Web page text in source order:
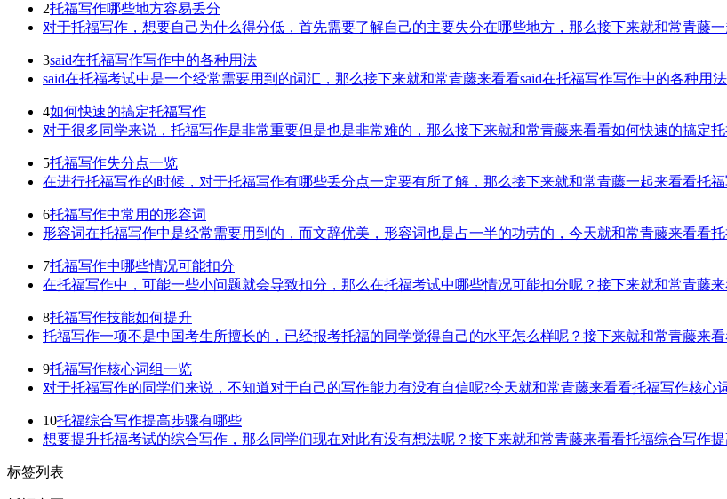
2托福写作哪些地方容易丢分
对于托福写作，想要自己为什么得分低，首先需要了解自己的主要失分在哪些地方，那么接下来就和常青藤一
3said在托福写作写作中的各种用法
said在托福考试中是一个经常需要用到的词汇，那么接下来就和常青藤来看看said在托福写作写作中的各种用
4如何快速的搞定托福写作
对于很多同学来说，托福写作是非常重要但是也是非常难的，那么接下来就和常青藤来看看如何快速的搞定托
5托福写作失分点一览
在进行托福写作的时候，对于托福写作有哪些丢分点一定要有所了解，那么接下来就和常青藤一起来看看托福
6托福写作中常用的形容词
形容词在托福写作中是经常需要用到的，而文辞优美，形容词也是占一半的功劳的，今天就和常青藤来看看托
7托福写作中哪些情况可能扣分
在托福写作中，可能一些小问题就会导致扣分，那么在托福考试中哪些情况可能扣分呢？接下来就和常青藤来
8托福写作技能如何提升
托福写作一项不是中国考生所擅长的，已经报考托福的同学觉得自己的水平怎么样呢？接下来就和常青藤来看
9托福写作核心词组一览
对于托福写作的同学们来说，不知道对于自己的写作能力有没有自信呢?今天就和常青藤来看看托福写作核心
10托福综合写作提高步骤有哪些
想要提升托福考试的综合写作，那么同学们现在对此有没有想法呢？接下来就和常青藤来看看托福综合写作提
标签列表